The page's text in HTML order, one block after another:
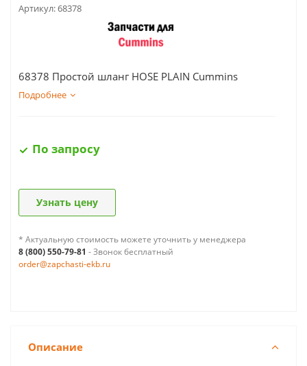
Артикул:68378
68378 Простой шланг HOSE PLAIN Cummins
Подробнее
По запросу
Узнать цену
* Актуальную стоимость можете уточнить у менеджера
8 (800) 550-79-81 - Звонок бесплатный
order@zapchasti-ekb.ru
Описание